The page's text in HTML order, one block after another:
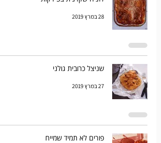
28 במרץ 2019
שניצל כרובית גולני
27 במרץ 2019
פורים לא תמיד שמייח